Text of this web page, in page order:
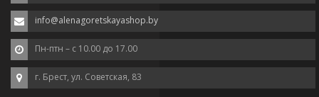
info@alenagoretskayashop.by
Пн-птн – с 10.00 до 17.00
г. Брест, ул. Советская, 83